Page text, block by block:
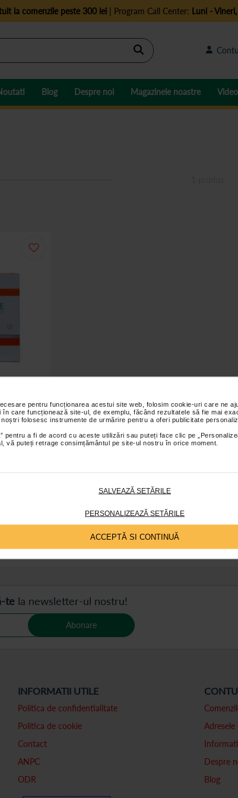
pentru funcționarea acestui site web, folosim cookie-uri care ne
în care funcționează site-ul, de exemplu, făcând rezultatele să fie mai
folosesc instrumente de urmărire pentru a oferi publicitate
pentru a fi de acord cu aceste utilizări sau puteți face clic pe
vă puteți retrage consimțământul pe site-ul nostru în orice moment.
SALVEAZĂ SETĂRILE
PERSONALIZEAZĂ SETĂRILE
ACCEPTĂ SI CONTINUĂ
la comenzile peste 300 lei| Program Call Center: Luni -
Cautare
Blog Despre noi Magazinele noastre Video
de
10x10cm,
te la newsletter-ul nostru!
Abonare
INFORMATII UTILE
Politica de confidentialitate
Politica de cookie
Contact
ANPC
ODR
Adresele
Despre
Blog